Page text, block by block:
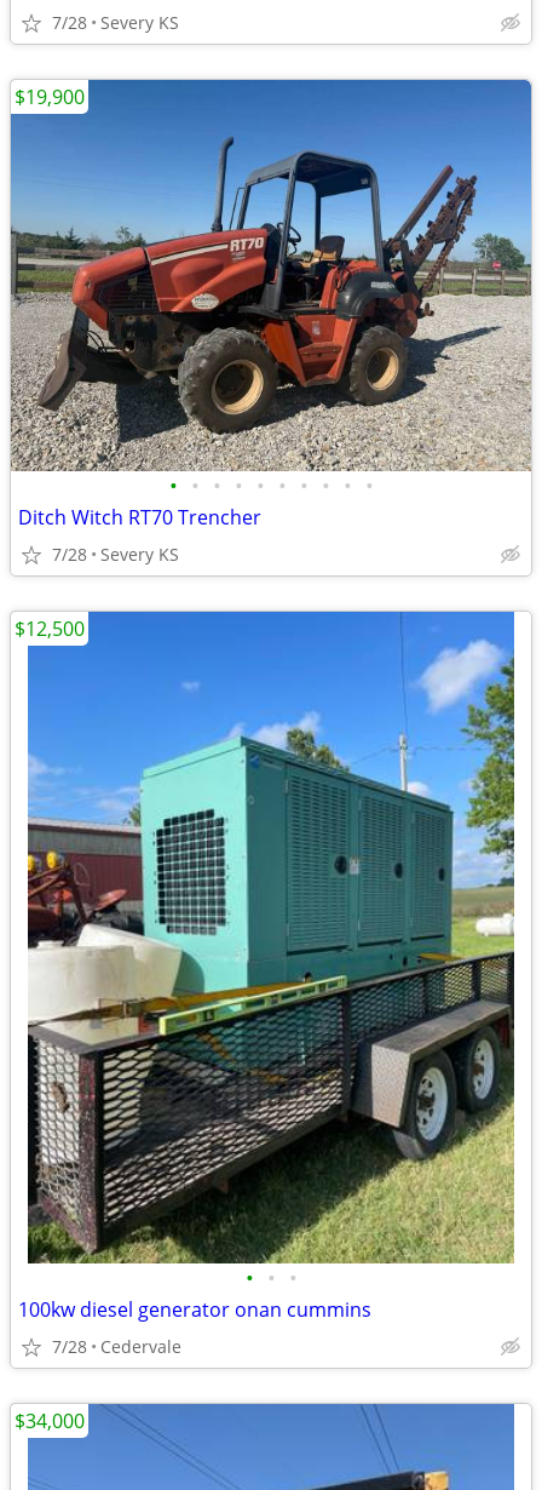
7/28 Severy KS
• • • • • • • • • •
Ditch Witch RT70 Trencher
7/28 Severy KS
$19,900
• • •
100kw diesel generator onan cummins
7/28 Cedervale
$12,500
$34,000